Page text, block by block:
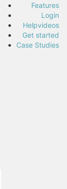
Features
Login
Helpvideos
Get started
Case Studies